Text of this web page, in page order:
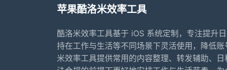
苹果酷洛米效率工具
酷洛米效率工具基于 iOS 系统定制，专注提升
持在工作与生活等不同场景下灵活使用，降低
米效率工具提供常用的内容整理、转发辅助、